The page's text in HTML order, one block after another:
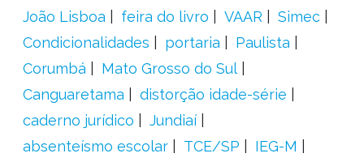
João Lisboa
feira do livro VAAR
Simec
Condicionalidades
portaria
Paulista
Corumbá
Mato Grosso do Sul
Canguaretama
distorção idade-série
caderno jurídico
Jundiaí
absenteísmo escolar
TCE/SP
IEG-M